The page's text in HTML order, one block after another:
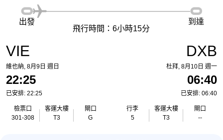
VIE
維也納, 8月9日 週日
22:25
已安排: 22:25
檢票口
301-308
客運大樓
T3
閘口
G
出發
飛行時間：6小時15分
到達
DXB
杜拜, 8月10日 週一
06:40
已安排: 06:40
行李
5
客運大樓
T3
閘口
--